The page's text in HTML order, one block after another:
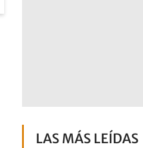
LAS MÁS LEÍDAS